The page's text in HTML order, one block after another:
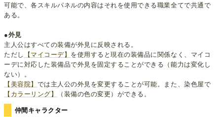
可能で、各スキルパネルの内容はそれを使用できる職業全てで共通で
ある。
●外見
主人公はすべての装備が外見に反映される。
ただし
【マイコーデ】 を使用すると現在の装備品に関係なく、マイコ
ーデに対応した装備品で外見を固定することができる（能力は変化し
ない）。
【美容院】 では主人公の外見を変更することが可能。また、染色屋で
【カラーリング】
（装備の色の変更）ができる。
仲間キャラクター